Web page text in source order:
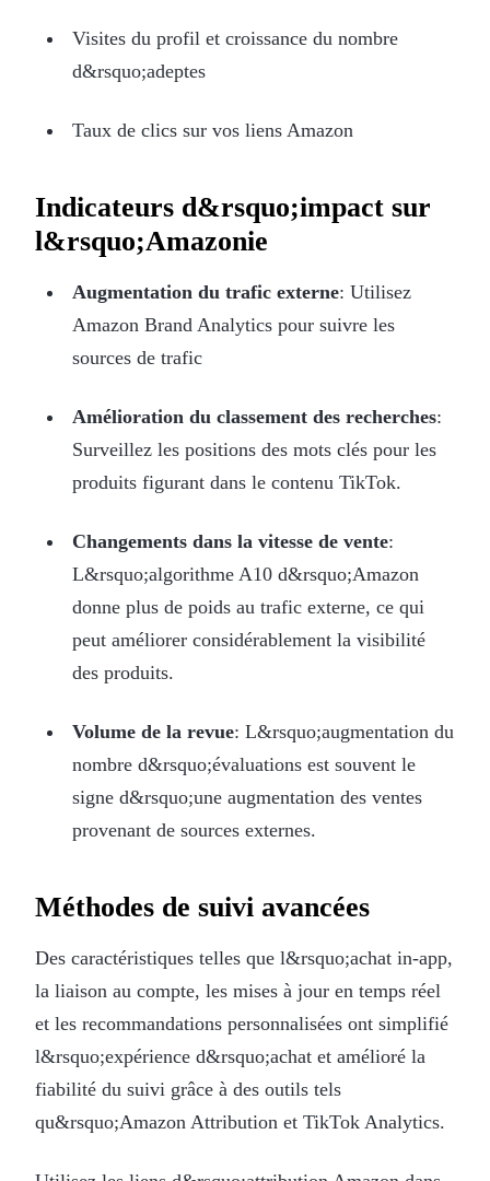
Visites du profil et croissance du nombre
d&rsquo;adeptes
Taux de clics sur vos liens Amazon
Indicateurs d&rsquo;impact sur
l&rsquo;Amazonie
Augmentation du trafic externe: Utilisez
Amazon Brand Analytics pour suivre les
sources de trafic
Amélioration du classement des recherches:
Surveillez les positions des mots clés pour les
produits figurant dans le contenu TikTok.
Changements dans la vitesse de vente:
L&rsquo;algorithme A10 d&rsquo;Amazon
donne plus de poids au trafic externe, ce qui
peut améliorer considérablement la visibilité
des produits.
Volume de la revue: L&rsquo;augmentation du
nombre d&rsquo;évaluations est souvent le
signe d&rsquo;une augmentation des ventes
provenant de sources externes.
Méthodes de suivi avancées
Des caractéristiques telles que l&rsquo;achat in-app,
la liaison au compte, les mises à jour en temps réel
et les recommandations personnalisées ont simplifié
l&rsquo;expérience d&rsquo;achat et amélioré la
fiabilité du suivi grâce à des outils tels
qu&rsquo;Amazon Attribution et TikTok Analytics.